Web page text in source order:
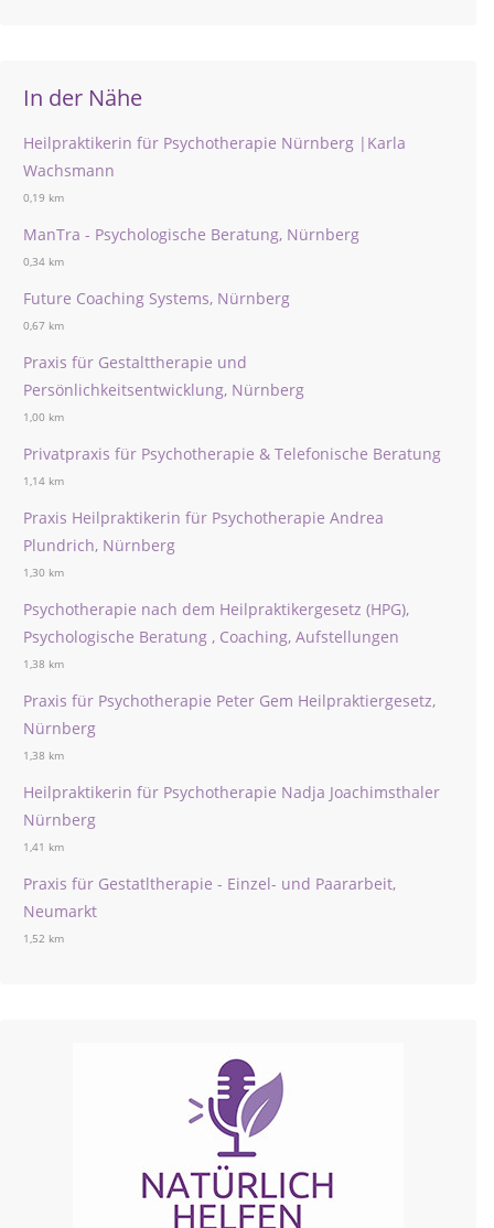
In der Nähe
Heilpraktikerin für Psychotherapie Nürnberg |Karla
Wachsmann
0,19 km
ManTra - Psychologische Beratung, Nürnberg
0,34 km
Future Coaching Systems, Nürnberg
0,67 km
Praxis für Gestalttherapie und
Persönlichkeitsentwicklung, Nürnberg
1,00 km
Privatpraxis für Psychotherapie & Telefonische Beratung
1,14 km
Praxis Heilpraktikerin für Psychotherapie Andrea
Plundrich, Nürnberg
1,30 km
Psychotherapie nach dem Heilpraktikergesetz (HPG),
Psychologische Beratung , Coaching, Aufstellungen
1,38 km
Praxis für Psychotherapie Peter Gem Heilpraktiergesetz,
Nürnberg
1,38 km
Heilpraktikerin für Psychotherapie Nadja Joachimsthaler
Nürnberg
1,41 km
Praxis für Gestatltherapie - Einzel- und Paararbeit,
Neumarkt
1,52 km